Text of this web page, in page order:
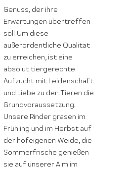
Genuss, der ihre
Erwartungen übertreffen
soll. Um diese
außerordentliche Qualität
zu erreichen, ist eine
absolut tiergerechte
Aufzucht mit Leidenschaft
und Liebe zu den Tieren die
Grundvoraussetzung.
Unsere Rinder grasen im
Frühling und im Herbst auf
der hofeigenen Weide, die
Sommerfrische genießen
sie auf unserer Alm im